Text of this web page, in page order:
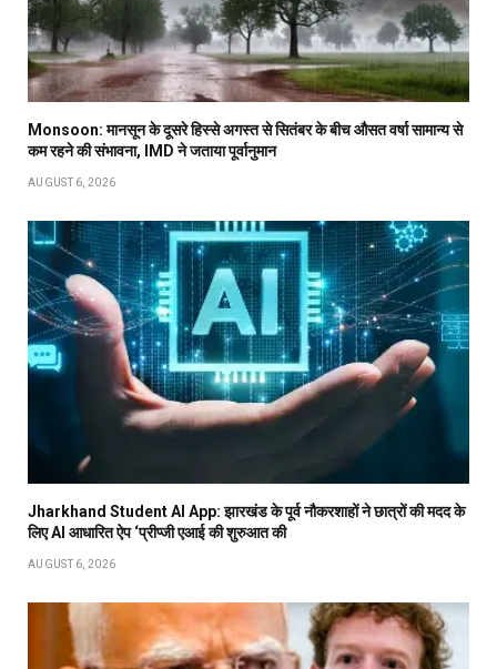
Monsoon: मानसून के दूसरे हिस्से अगस्त से सितंबर के बीच औसत वर्षा सामान्य से
कम रहने की संभावना, IMD ने जताया पूर्वानुमान
AUGUST 6, 2026
Jharkhand Student AI App: झारखंड के पूर्व नौकरशाहों ने छात्रों की मदद के
लिए AI आधारित ऐप ‘प्रीप्जी एआई की शुरुआत की
AUGUST 6, 2026